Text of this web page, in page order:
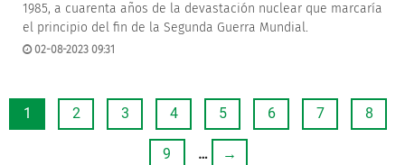
1985, a cuarenta años de la devastación nuclear que marcaría
el principio del fin de la Segunda Guerra Mundial.
02-08-2023 09:31
1 2 3 4 5 6 7 8
9 … →